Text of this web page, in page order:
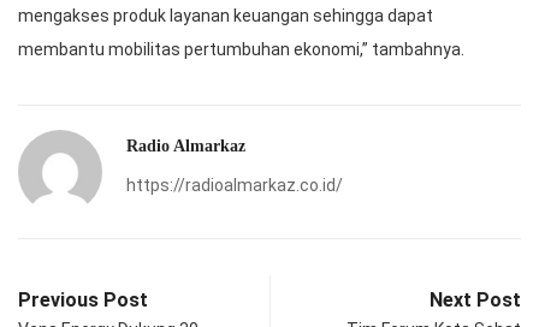
mengakses produk layanan keuangan sehingga dapat
membantu mobilitas pertumbuhan ekonomi,” tambahnya.
Radio Almarkaz
https://radioalmarkaz.co.id/
Previous Post Next Post